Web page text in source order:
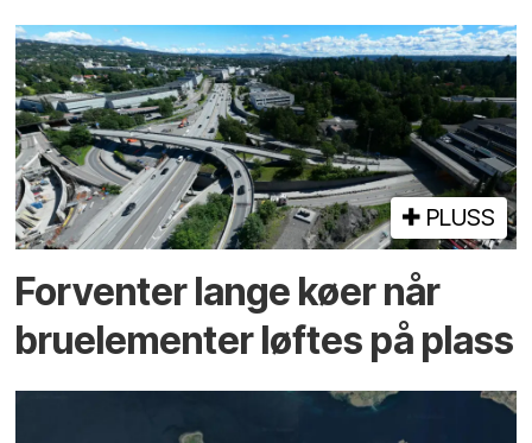
PLUSS
Forventer lange køer når
bru­elementer løftes på plass